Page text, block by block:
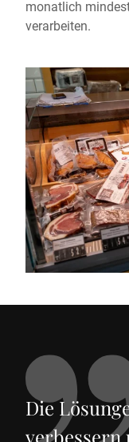
monatlich
verarbeiten.
Die
verbessern